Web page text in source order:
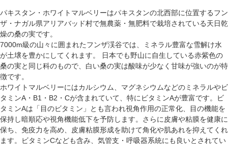
パキスタン・ホワイトマルベリーはパキスタンの北西部に位置するフン
ザ・ナガル県アリアバッド村で無農薬・無肥料で栽培されている天日乾
燥の桑の実です。
7000m級の山々に囲まれたフンザ渓谷では、ミネラル豊富な雪解け水
が土壌を豊かにしてくれます。 日本でも野山に自生している赤紫色の
桑の実と同じ科のもので、白い桑の実は酸味が少なく甘味が強いのが特
徴です。
ホワイトマルベリーにはカルシウム、マグネシウムなどのミネラルやビ
タミンA・B1・B2・Cが含まれていて、特にビタミンAが豊富です。ビ
タミンAは「目のビタミン」とも言われ視角作用の正常化、目の機能を
保持し暗順応や視角機能低下を予防します。さらに皮膚や粘膜を健康に
保ち、免疫力を高め、皮膚粘膜形成を助けて角化や肌あれを抑えてくれ
ます。ビタミンCなども含み、気管支・呼吸器系統にも良いとされてい